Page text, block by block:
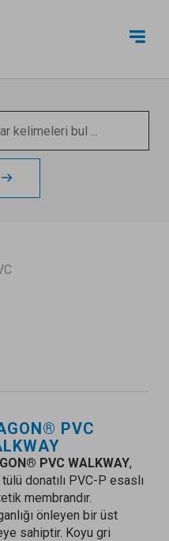
PVC
PVC WALKWAY,
donatılı PVC-P esaslı
membrandır.
önleyen bir üst
sahiptir. Koyu gri